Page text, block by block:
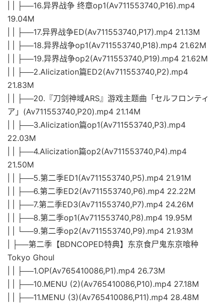
| | ├──16.异界战争 终章op1(Av711553740,P16).mp4
19.04M
| | ├──17.异界战争ED(Av711553740,P17).mp4 21.13M
| | ├──18.异界战争op1(Av711553740,P18).mp4 21.62M
| | ├──19.异界战争op2(Av711553740,P19).mp4 21.62M
| | ├──2.Alicization篇ED2(Av711553740,P2).mp4
21.83M
| | ├──20.『刀剑神域ARS』游戏主题曲「セルフロンティ
ア」(Av711553740,P20).mp4 21.14M
| | ├──3.Alicization篇op1(Av711553740,P3).mp4
22.03M
| | ├──4.Alicization篇op2(Av711553740,P4).mp4
21.50M
| | ├──5.第二季ED1(Av711553740,P5).mp4 21.91M
| | ├──6.第二季ED2(Av711553740,P6).mp4 22.22M
| | ├──7.第二季ED3(Av711553740,P7).mp4 24.26M
| | ├──8.第二季op1(Av711553740,P8).mp4 19.95M
| | └──9.第二季op2(Av711553740,P9).mp4 21.93M
| ├──第二季【BDNCOPED特典】东京食尸鬼东京喰种
Tokyo Ghoul
| | ├──1.OP(Av765410086,P1).mp4 26.73M
| | ├──10.MENU (2)(Av765410086,P10).mp4 27.18M
| | ├──11.MENU (3)(Av765410086,P11).mp4 28.48M